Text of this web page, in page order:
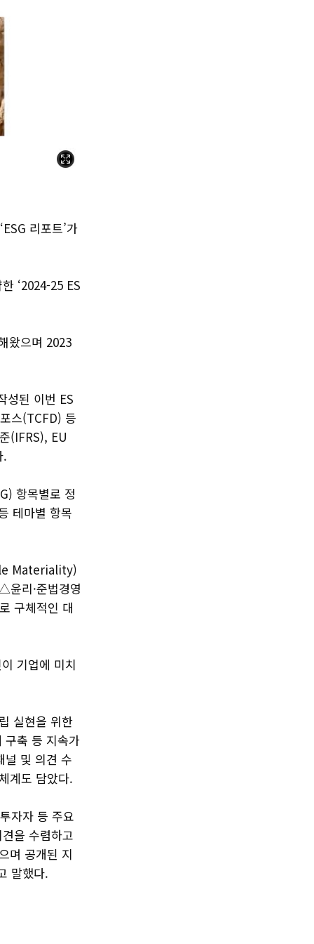
리포트’가
‘2024-25 ES
왔으며 2023
된 이번 ES
스(TCFD) 등
(IFRS), EU
.
항목별로 정
테마별 항목
Materiality)
리·준법경영
구체적인 대
기업에 미치
실현을 위한
구축 등 지속가
널 및 의견 수
계도 담았다.
자자 등 주요
을 수렴하고
며 공개된 지
말했다.